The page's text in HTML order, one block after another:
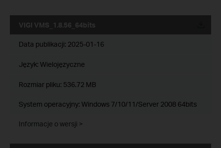
VIGI VMS_1.8.56_64bits
Data publikacji: 2025-01-16
Język: Wielojęzyczne
Rozmiar pliku: 536.72 MB
System operacyjny: Windows 7/10/11/Server 2008 64bits
Informacje o wersji >